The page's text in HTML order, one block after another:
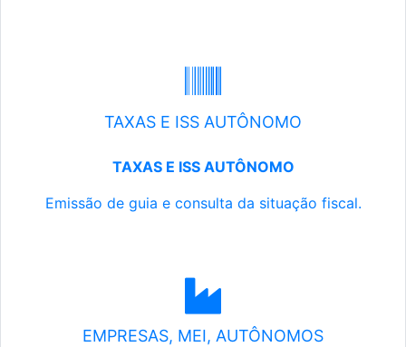
TAXAS E ISS AUTÔNOMO
TAXAS E ISS AUTÔNOMO
Emissão de guia e consulta da situação fiscal.
EMPRESAS, MEI, AUTÔNOMOS